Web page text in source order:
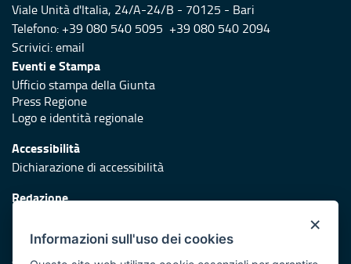
Viale Unità d'Italia, 24/A-24/B - 70125 - Bari
Telefono: +39 080 540 5095 +39 080 540 2094
Scrivici:email
Eventi e Stampa
Ufficio stampa della Giunta
Press Regione
Logo e identità regionale
Accessibilità
Dichiarazione di accessibilità
Redazione
Protezione civile
×
Informazioni sull'uso dei cookies